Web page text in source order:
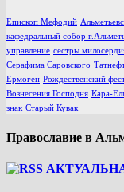
Епископ Мефодий
кафедральный собор
управление сестры
Серафима Саровского
Ермоген Рождественский
Вознесения Господня Кара-
знак Старый Кувак
Православие в